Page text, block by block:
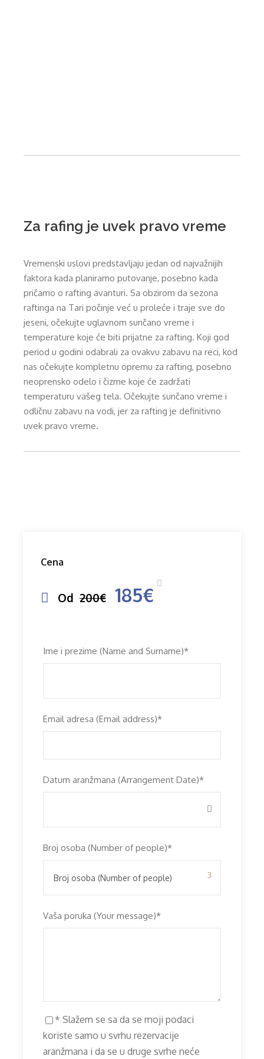
Cena
Od 200€ 185€
Ime i prezime (Name and Surname)*
Email adresa (Email address)*
Datum aranžmana (Arrangement Date)*
Broj osoba (Number of people)*
Vaša poruka (Your message)*
* Slažem se sa da se moji podaci
koriste samo u svrhu rezervacije
aranžmana i da se u druge svrhe neće
Za rafing je uvek pravo vreme
Vremenski uslovi predstavljaju jedan od najvažnijih
faktora kada planiramo putovanje, posebno kada
pričamo o rafting avanturi. Sa obzirom da sezona
raftinga na Tari počinje već u proleće i traje sve do
jeseni, očekujte uglavnom sunčano vreme i
temperature koje će biti prijatne za rafting. Koji god
period u godini odabrali za ovakvu zabavu na reci, kod
nas očekujte kompletnu opremu za rafting, posebno
neoprensko odelo i čizme koje će zadržati
temperaturu vašeg tela. Očekujte sunčano vreme i
odličnu zabavu na vodi, jer za rafting je definitivno
uvek pravo vreme.